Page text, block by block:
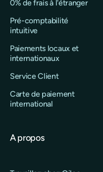
0% de frais à l'étranger
Pré-comptabilité
intuitive
Paiements locaux et
internationaux
Service Client
Carte de paiement
international
A propos